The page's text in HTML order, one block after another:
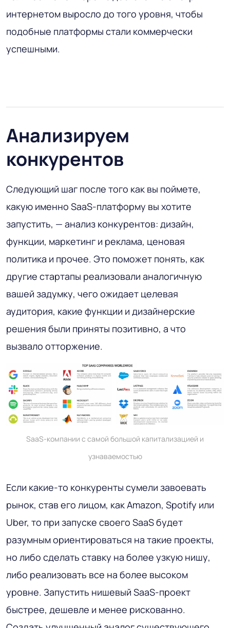
интернетом выросло до того уровня, чтобы
подобные платформы стали коммерчески
успешными.
Анализируем
конкурентов
Следующий шаг после того как вы поймете,
какую именно SaaS-платформу вы хотите
запустить, — анализ конкурентов: дизайн,
функции, маркетинг и реклама, ценовая
политика и прочее. Это поможет понять, как
другие стартапы реализовали аналогичную
вашей задумку, чего ожидает целевая
аудитория, какие функции и дизайнерские
решения были приняты позитивно, а что
вызвало отторжение.
SaaS-компании с самой большой капитализацией и
узнаваемостью
Если какие-то конкуренты сумели завоевать
рынок, став его лицом, как Amazon, Spotify или
Uber, то при запуске своего SaaS будет
разумным ориентироваться на такие проекты,
но либо сделать ставку на более узкую нишу,
либо реализовать все на более высоком
уровне. Запустить нишевый SaaS-проект
быстрее, дешевле и менее рискованно.